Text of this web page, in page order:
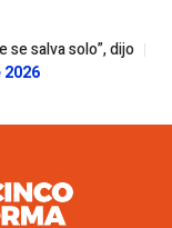
dijo
El Senado le